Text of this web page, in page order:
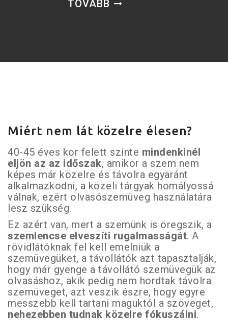
TOVÁBB
Miért nem lát közelre élesen?
40-45 éves kor felett szinte mindenkinél
eljön az az időszak, amikor a szem nem
képes már közelre és távolra egyaránt
alkalmazkodni, a közeli tárgyak homályossá
válnak, ezért olvasószemüveg használatára
lesz szükség.
Ez azért van, mert a szemünk is öregszik, a
szemlencse elveszíti rugalmasságát. A
rövidlátóknak fel kell emelniük a
szemüvegüket, a távollátók azt tapasztalják,
hogy már gyenge a távollátó szemüvegük az
olvasáshoz, akik pedig nem hordtak távolra
szemüveget, azt veszik észre, hogy egyre
messzebb kell tartani maguktól a szöveget,
nehezebben tudnak közelre fókuszálni.